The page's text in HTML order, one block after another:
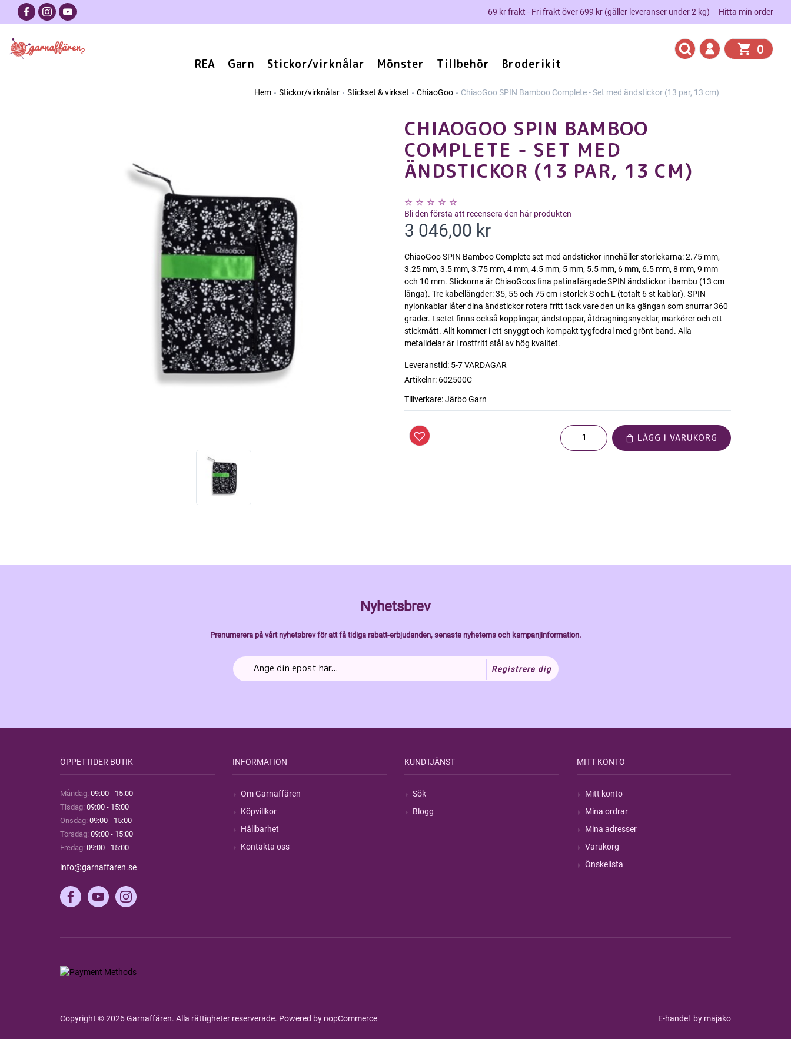
69 kr frakt - Fri frakt över 699 kr (gäller leveranser under 2 kg) Hitta min order
REA Garn Stickor/virknålar Mönster Tillbehör Broderikit
0
Hem Stickor/virknålar Stickset & virkset ChiaoGoo ChiaoGoo SPIN Bamboo Complete - Set med ändstickor (13 par, 13 cm)
CHIAOGOO SPIN BAMBOO
COMPLETE - SET MED
ÄNDSTICKOR (13 PAR, 13 CM)
Bli den första att recensera den här produkten
3 046,00 kr
ChiaoGoo SPIN Bamboo Complete set med ändstickor innehåller storlekarna: 2.75 mm,
3.25 mm, 3.5 mm, 3.75 mm, 4 mm, 4.5 mm, 5 mm, 5.5 mm, 6 mm, 6.5 mm, 8 mm, 9 mm
och 10 mm. Stickorna är ChiaoGoos fina patinafärgade SPIN ändstickor i bambu (13 cm
långa). Tre kabellängder: 35, 55 och 75 cm i storlek S och L (totalt 6 st kablar). SPIN
nylonkablar låter dina ändstickor rotera fritt tack vare den unika gängan som snurrar 360
grader. I setet finns också kopplingar, ändstoppar, åtdragningsnycklar, markörer och ett
stickmått. Allt kommer i ett snyggt och kompakt tygfodral med grönt band. Alla
metalldelar är i rostfritt stål av hög kvalitet.
Leveranstid: 5-7 VARDAGAR
Artikelnr: 602500C
Tillverkare:Järbo Garn
LÄGG I VARUKORG
Nyhetsbrev
Prenumerera på vårt nyhetsbrev för att få tidiga rabatt-erbjudanden, senaste nyheterns och kampanjinformation.
Registrera dig
ÖPPETTIDER BUTIK
Måndag: 09:00 - 15:00
Tisdag: 09:00 - 15:00
Onsdag: 09:00 - 15:00
Torsdag: 09:00 - 15:00
Fredag: 09:00 - 15:00
info@garnaffaren.se
INFORMATION
Om Garnaffären
Köpvillkor
Hållbarhet
Kontakta oss
KUNDTJÄNST
Sök
Blogg
MITT KONTO
Mitt konto
Mina ordrar
Mina adresser
Varukorg
Önskelista
Copyright © 2026 Garnaffären. Alla rättigheter reserverade. Powered by nopCommerce E-handel by majako